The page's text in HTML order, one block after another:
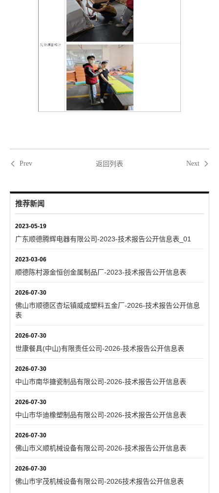
Prev 返回列表 Next
推荐新闻
2023-05-19
广东顺德腾辉电器有限公司-2023-技术报告公开信息表_01
2023-03-06
顺德陈村源金恒创金属制品厂-2023-技术报告公开信息表
2026-07-30
佛山市顺德区杏坛镇威成塑料五金厂-2026-技术报告公开信息
表
2026-07-30
世康餐具(中山)有限责任公司-2026-技术报告公开信息表
2026-07-30
中山市南华搪瓷制品有限公司-2026-技术报告公开信息表
2026-07-30
中山市华迪橡塑制品有限公司-2026-技术报告公开信息表
2026-07-30
佛山市义顺机械设备有限公司-2026-技术报告公开信息表
2026-07-30
佛山市宇茂机械设备有限公司-2026技术报告公开信息表